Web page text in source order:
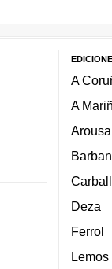
A
A
Arousa
Deza
Ferrol
Lemos